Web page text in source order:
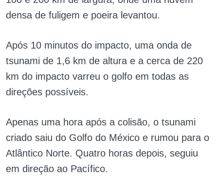
densa de fuligem e poeira levantou.
Após 10 minutos do impacto, uma onda de
tsunami de 1,6 km de altura e a cerca de 220
km do impacto varreu o golfo em todas as
direções possíveis.
Apenas uma hora após a colisão, o tsunami
criado saiu do Golfo do México e rumou para o
Atlântico Norte. Quatro horas depois, seguiu
em direção ao Pacífico.